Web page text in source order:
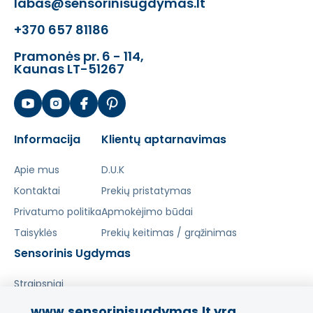
+370 657 81186
Pramonės pr. 6 - 114,
Kaunas LT-51267
Informacija
Apie mus
Kontaktai
Privatumo politika
Taisyklės
Klientų aptarnavimas
D.U.K
Prekių pristatymas
Apmokėjimo būdai
Prekių keitimas / grąžinimas
Sensorinis Ugdymas
Straipsniai